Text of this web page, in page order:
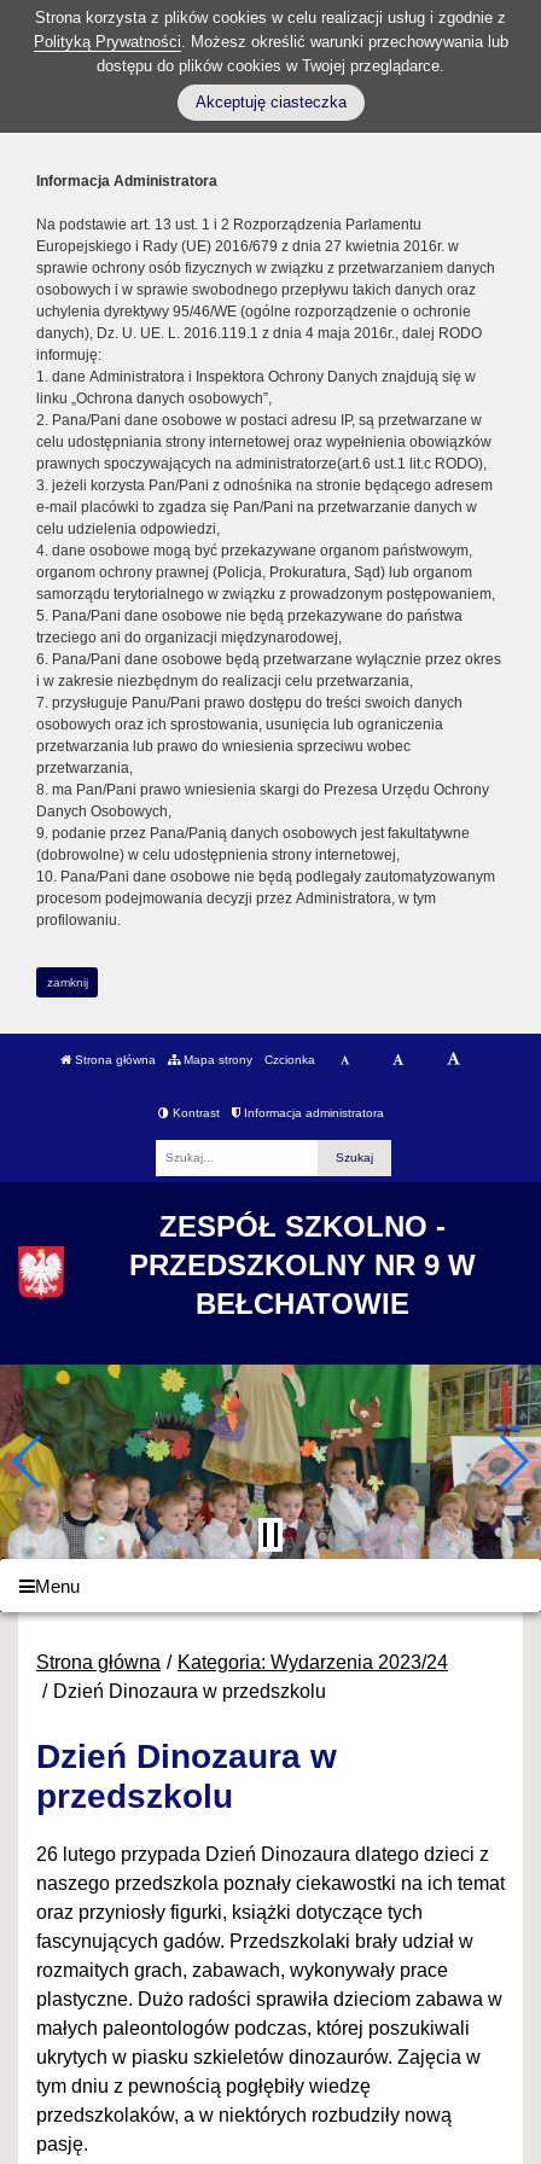
Strona korzysta z plików cookies w celu realizacji usług i zgodnie z
Polityką Prywatności. Możesz określić warunki przechowywania lub
dostępu do plików cookies w Twojej przeglądarce.
Akceptuję ciasteczka
Informacja Administratora
Na podstawie art. 13 ust. 1 i 2 Rozporządzenia Parlamentu
Europejskiego i Rady (UE) 2016/679 z dnia 27 kwietnia 2016r. w
sprawie ochrony osób fizycznych w związku z przetwarzaniem danych
osobowych i w sprawie swobodnego przepływu takich danych oraz
uchylenia dyrektywy 95/46/WE (ogólne rozporządzenie o ochronie
danych), Dz. U. UE. L. 2016.119.1 z dnia 4 maja 2016r., dalej RODO
informuję:
1. dane Administratora i Inspektora Ochrony Danych znajdują się w
linku „Ochrona danych osobowych”,
2. Pana/Pani dane osobowe w postaci adresu IP, są przetwarzane w
celu udostępniania strony internetowej oraz wypełnienia obowiązków
prawnych spoczywających na administratorze(art.6 ust.1 lit.c RODO),
3. jeżeli korzysta Pan/Pani z odnośnika na stronie będącego adresem
e-mail placówki to zgadza się Pan/Pani na przetwarzanie danych w
celu udzielenia odpowiedzi,
4. dane osobowe mogą być przekazywane organom państwowym,
organom ochrony prawnej (Policja, Prokuratura, Sąd) lub organom
samorządu terytorialnego w związku z prowadzonym postępowaniem,
5. Pana/Pani dane osobowe nie będą przekazywane do państwa
trzeciego ani do organizacji międzynarodowej,
6. Pana/Pani dane osobowe będą przetwarzane wyłącznie przez okres
i w zakresie niezbędnym do realizacji celu przetwarzania,
7. przysługuje Panu/Pani prawo dostępu do treści swoich danych
osobowych oraz ich sprostowania, usunięcia lub ograniczenia
przetwarzania lub prawo do wniesienia sprzeciwu wobec
przetwarzania,
8. ma Pan/Pani prawo wniesienia skargi do Prezesa Urzędu Ochrony
Danych Osobowych,
9. podanie przez Pana/Panią danych osobowych jest fakultatywne
(dobrowolne) w celu udostępnienia strony internetowej,
10. Pana/Pani dane osobowe nie będą podlegały zautomatyzowanym
procesom podejmowania decyzji przez Administratora, w tym
profilowaniu.
zamknij
Strona główna Mapa strony Czcionka
Kontrast Informacja administratora
ZESPÓŁ SZKOLNO -
PRZEDSZKOLNY NR 9 W
BEŁCHATOWIE
Menu
Strona główna
Kategoria: Wydarzenia 2023/24
Dzień Dinozaura w przedszkolu
Dzień Dinozaura w
przedszkolu
26 lutego przypada Dzień Dinozaura dlatego dzieci z
naszego przedszkola poznały ciekawostki na ich temat
oraz przyniosły figurki, książki dotyczące tych
fascynujących gadów. Przedszkolaki brały udział w
rozmaitych grach, zabawach, wykonywały prace
plastyczne. Dużo radości sprawiła dzieciom zabawa w
małych paleontologów podczas, której poszukiwali
ukrytych w piasku szkieletów dinozaurów. Zajęcia w
tym dniu z pewnością pogłębiły wiedzę
przedszkolaków, a w niektórych rozbudziły nową
pasję.